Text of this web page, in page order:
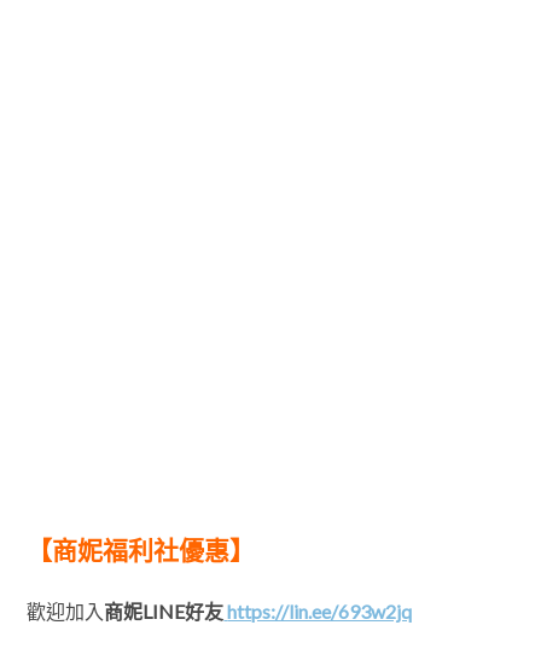
【商妮福利社優惠】
歡迎加入 商妮LINE好友https://lin.ee/693w2jq